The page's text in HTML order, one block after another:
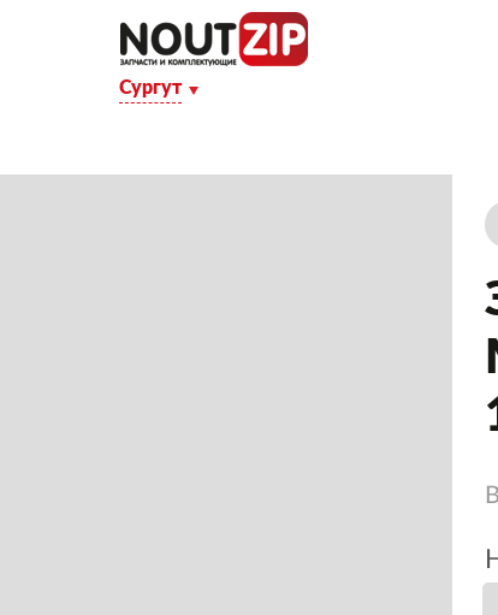
Сургут